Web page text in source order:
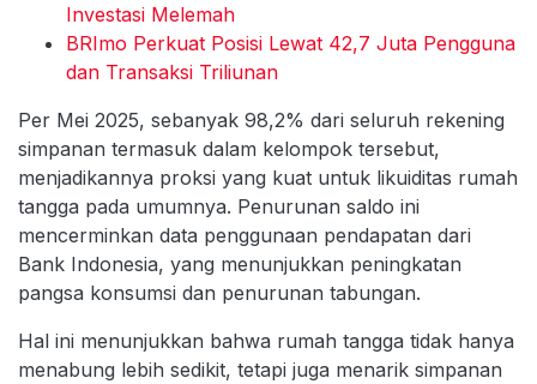
Investasi Melemah
BRImo Perkuat Posisi Lewat 42,7 Juta Pengguna
dan Transaksi Triliunan
Per Mei 2025, sebanyak 98,2% dari seluruh rekening
simpanan termasuk dalam kelompok tersebut,
menjadikannya proksi yang kuat untuk likuiditas rumah
tangga pada umumnya. Penurunan saldo ini
mencerminkan data penggunaan pendapatan dari
Bank Indonesia, yang menunjukkan peningkatan
pangsa konsumsi dan penurunan tabungan.
Hal ini menunjukkan bahwa rumah tangga tidak hanya
menabung lebih sedikit, tetapi juga menarik simpanan